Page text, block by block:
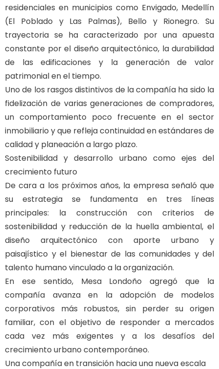
residenciales en municipios como Envigado, Medellín
(El Poblado y Las Palmas), Bello y Rionegro. Su
trayectoria se ha caracterizado por una apuesta
constante por el diseño arquitectónico, la durabilidad
de las edificaciones y la generación de valor
patrimonial en el tiempo.
Uno de los rasgos distintivos de la compañía ha sido la
fidelización de varias generaciones de compradores,
un comportamiento poco frecuente en el sector
inmobiliario y que refleja continuidad en estándares de
calidad y planeación a largo plazo.
Sostenibilidad y desarrollo urbano como ejes del
crecimiento futuro
De cara a los próximos años, la empresa señaló que
su estrategia se fundamenta en tres líneas
principales: la construcción con criterios de
sostenibilidad y reducción de la huella ambiental, el
diseño arquitectónico con aporte urbano y
paisajístico y el bienestar de las comunidades y del
talento humano vinculado a la organización.
En ese sentido, Mesa Londoño agregó que la
compañía avanza en la adopción de modelos
corporativos más robustos, sin perder su origen
familiar, con el objetivo de responder a mercados
cada vez más exigentes y a los desafíos del
crecimiento urbano contemporáneo.
Una compañía en transición hacia una nueva escala